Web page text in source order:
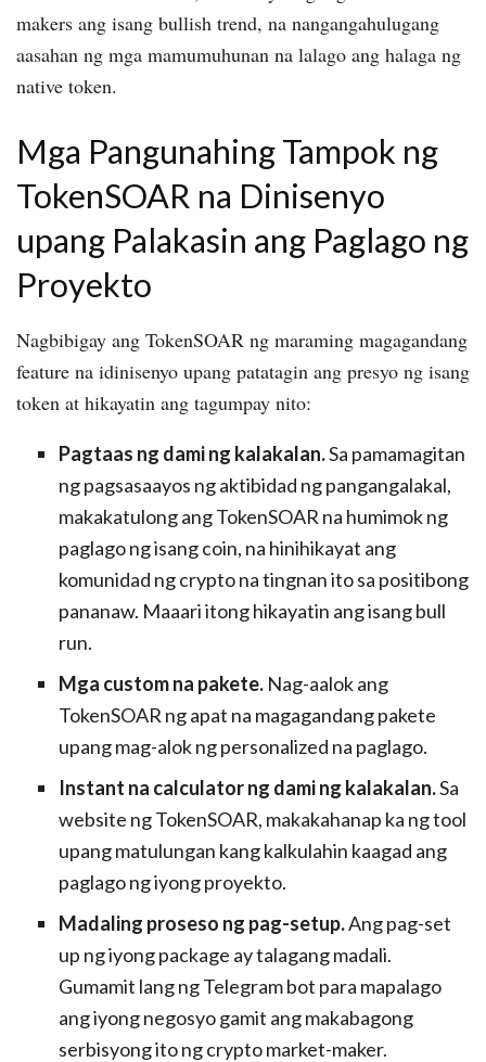
makers ang isang bullish trend, na nangangahulugang
aasahan ng mga mamumuhunan na lalago ang halaga ng
native token.
Mga Pangunahing Tampok ng
TokenSOAR na Dinisenyo
upang Palakasin ang Paglago ng
Proyekto
Nagbibigay ang TokenSOAR ng maraming magagandang
feature na idinisenyo upang patatagin ang presyo ng isang
token at hikayatin ang tagumpay nito:
Pagtaas ng dami ng kalakalan.Sa pamamagitan
ng pagsasaayos ng aktibidad ng pangangalakal,
makakatulong ang TokenSOAR na humimok ng
paglago ng isang coin, na hinihikayat ang
komunidad ng crypto na tingnan ito sa positibong
pananaw. Maaari itong hikayatin ang isang bull
run.
Mga custom na pakete.Nag-aalok ang
TokenSOAR ng apat na magagandang pakete
upang mag-alok ng personalized na paglago.
Instant na calculator ng dami ng kalakalan.Sa
website ng TokenSOAR, makakahanap ka ng tool
upang matulungan kang kalkulahin kaagad ang
paglago ng iyong proyekto.
Madaling proseso ng pag-setup.Ang pag-set
up ng iyong package ay talagang madali.
Gumamit lang ng Telegram bot para mapalago
ang iyong negosyo gamit ang makabagong
serbisyong ito ng crypto market-maker.